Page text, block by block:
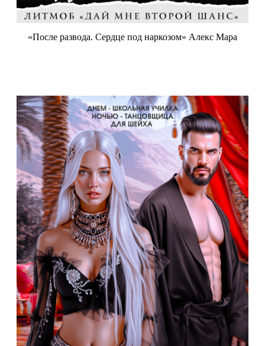
«После развода. Сердце под наркозом» Алекс Мара